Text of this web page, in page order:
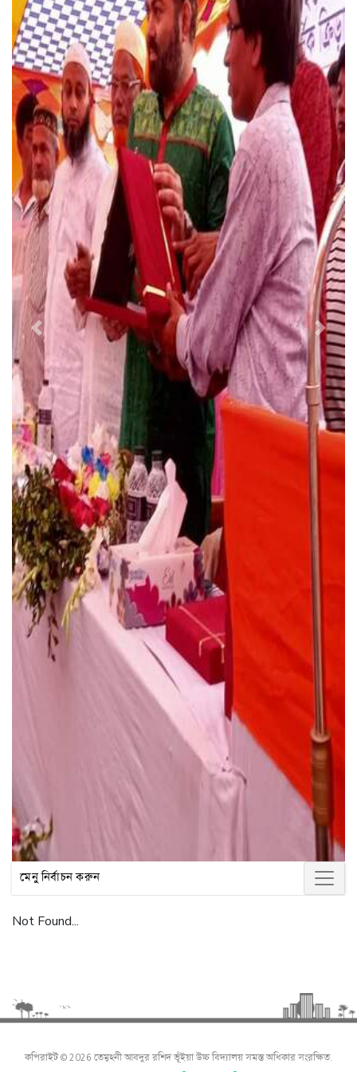
Previous Next
মেনু নির্বাচন করুন
Not Found...
কপিরাইট © 2026 তেমুহনী আবদুর রশিদ ভূঁইয়া উচ্চ বিদ্যালয় সমস্ত অধিকার সংরক্ষিত.